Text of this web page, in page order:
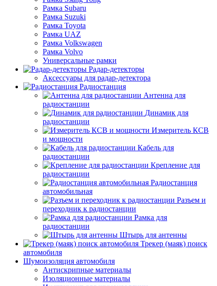
Рамка Subaru
Рамка Suzuki
Рамка Toyota
Рамка UAZ
Рамка Volkswagen
Рамка Volvo
Универсальные рамки
Радар-детекторы
Аксессуары для радар-детектора
Радиостанция
Антенна для
радиостанции
Динамик для
радиостанции
Измеритель КСВ
и мощности
Кабель для
радиостанции
Крепление для
радиостанции
Радиостанция
автомобильная
Разъем и
переходник к радиостанции
Рамка для
радиостанции
Штырь для антенны
Трекер (маяк) поиск
автомобиля
Шумоизоляция автомобиля
Антискрипные материалы
Изоляционные материалы